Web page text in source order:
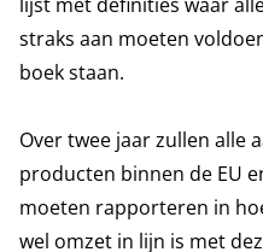
straks aan moeten
boek staan.
Over twee jaar zullen alle
producten binnen de EU
moeten rapporteren in
wel omzet in lijn is met